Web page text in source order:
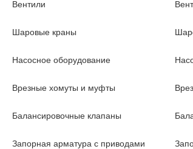
Вентили
Шаровые краны
Насосное оборудование
Врезные хомуты и муфты
Балансировочные клапаны
Запорная арматура с приводами